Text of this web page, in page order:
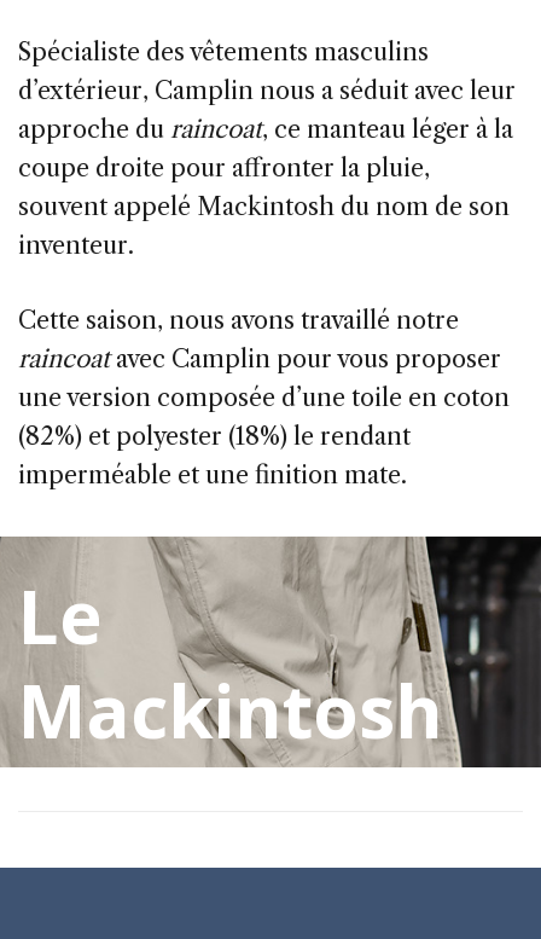
Spécialiste des vêtements masculins
d’extérieur, Camplin nous a séduit avec leur
approche du raincoat, ce manteau léger à la
coupe droite pour affronter la pluie,
souvent appelé Mackintosh du nom de son
inventeur.
Cette saison, nous avons travaillé notre
raincoatavec Camplin pour vous proposer
une version composée d’une toile en coton
(82%) et polyester (18%) le rendant
imperméable et une finition mate.
Le
Mackintosh